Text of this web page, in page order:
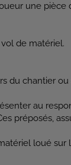
une pièce
de matériel.
du chantier
au
préposés,
loué